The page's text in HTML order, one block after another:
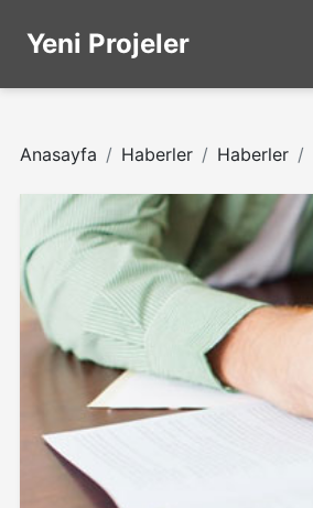
Yeni Projeler
Anasayfa Haberler Haberler